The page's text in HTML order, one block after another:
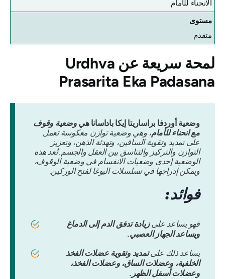
الانحناء للأمام
مستوى
متقدم
لمحة سريعة عنUrdhva
Prasarita Eka Padasana
وضعية أوردفا براساريتا إيكا باداساناهي وضعية وقوف
مع انحناء للأمام، وهي وضعية توازن معكوسة تعمل
على تمديد وتقوية الساقين، وتهدئة الذهن، وتعزيز
التوازن والتركيز والتناسق بين العقل والجسم. تُعد هذه
الوضعية إحدى وضعيات الانقسام في وضعية الوقوف،
ويمكن إدراجها في تسلسلات اليوغا لفتح الوركين.
فوائد:
فهو يساعد على زيادة تدفق الدم إلى الدماغ
ويساعد الجهاز العصبي.
يساعد ذلك على تمديد وتقوية عضلات الفخذ
الخلفية، وعضلات الساق، وعضلات الفخذ،
وعضلات أسفل الظهر.